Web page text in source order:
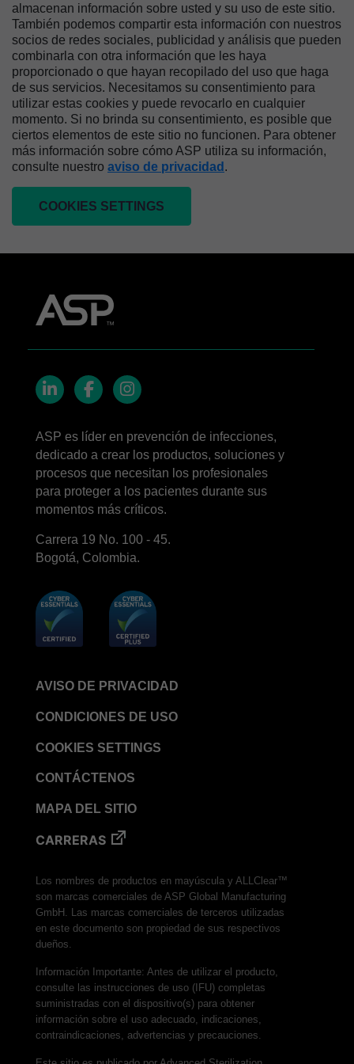
almacenan información sobre usted y su uso de este sitio.
También podemos compartir esta información con nuestros
socios de redes sociales, publicidad y análisis que pueden
combinarla con otra información que les haya
proporcionado o que hayan recopilado del uso que haga
de sus servicios. Necesitamos su consentimiento para
utilizar estas cookies y puede revocarlo en cualquier
momento. Si no brinda su consentimiento, es posible que
ciertos elementos de este sitio no funcionen. Para obtener
más información sobre cómo ASP utiliza su información,
consulte nuestro aviso de privacidad .
COOKIES SETTINGS
ASP es líder en prevención de infecciones,
dedicado a crear los productos, soluciones y
procesos que necesitan los profesionales
para proteger a los pacientes durante sus
momentos más críticos.
Carrera 19 No. 100 - 45.
Bogotá, Colombia.
AVISO DE PRIVACIDAD
CONDICIONES DE USO
COOKIES SETTINGS
CONTÁCTENOS
MAPA DEL SITIO
CARRERAS
Los nombres de productos en mayúscula y ALLClear™
son marcas comerciales de ASP Global Manufacturing
GmbH. Las marcas comerciales de terceros utilizadas
en este documento son propiedad de sus respectivos
dueños.
Información Importante: Antes de utilizar el producto,
consulte las instrucciones de uso (IFU) completas
suministradas con el dispositivo(s) para obtener
información sobre el uso adecuado, indicaciones,
contraindicaciones, advertencias y precauciones.